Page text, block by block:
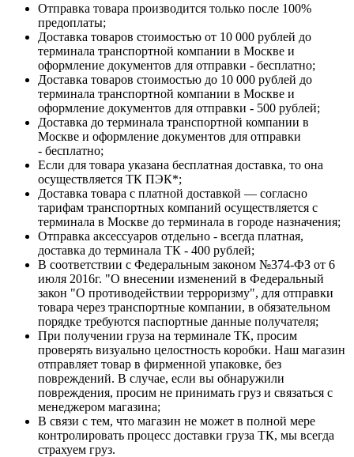
Отправка товара производится только после 100%
предоплаты;
Доставка товаров стоимостью от 10 000 рублей до
терминала транспортной компании в Москве и
оформление документов для отправки - бесплатно;
Доставка товаров стоимостью до 10 000 рублей до
терминала транспортной компании в Москве и
оформление документов для отправки - 500 рублей;
Доставка до терминала транспортной компании в
Москве и оформление документов для отправки
- бесплатно;
Если для товара указана бесплатная доставка, то она
осуществляется ТК ПЭК*;
Доставка товара с платной доставкой — согласно
тарифам транспортных компаний осуществляется с
терминала в Москве до терминала в городе назначения;
Отправка аксессуаров отдельно - всегда платная,
доставка до терминала ТК - 400 рублей;
В соответствии с Федеральным законом №374-ФЗ от 6
июля 2016г. "О внесении изменений в Федеральный
закон "О противодействии терроризму", для отправки
товара через транспортные компании, в обязательном
порядке требуются паспортные данные получателя;
При получении груза на терминале ТК, просим
проверять визуально целостность коробки. Наш магазин
отправляет товар в фирменной упаковке, без
повреждений. В случае, если вы обнаружили
повреждения, просим не принимать груз и связаться с
менеджером магазина;
В связи с тем, что магазин не может в полной мере
контролировать процесс доставки груза ТК, мы всегда
страхуем груз.